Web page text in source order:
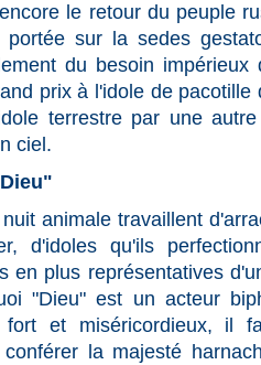
le retour du peuple
portée sur la sedes
du besoin
prix à l'idole de
terrestre par une
ciel.
animale travaillent
d'idoles qu'ils
en plus représentatives
"Dieu" est un acteur
fort et miséricordieux, il
la majesté